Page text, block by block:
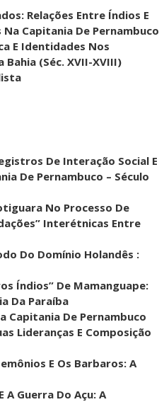
Relações Entre Índios E
Capitania De Pernambuco
E Identidades Nos
(Séc. XVII-XVIII)
De Interação Social E
De Pernambuco – Século
No Processo De
Interétnicas Entre
Do Domínio Holandês :
Índios” De Mamanguape:
Da Paraíba
Capitania De Pernambuco
Lideranças E Composição
E Os Barbaros: A
A Guerra Do Açu: A